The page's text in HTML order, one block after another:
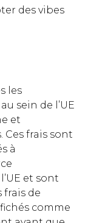
des vibes
les
sein de l’UE
et
frais sont
à
et sont
frais de
comme